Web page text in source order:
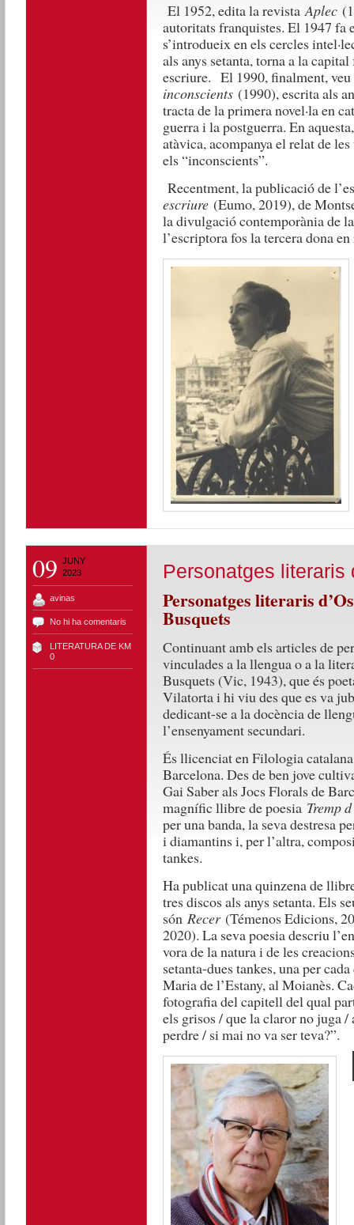
El 1952, edita la revistaAplec
autoritats franquistes. El 1947 fa
s’introdueix en els cercles
als anys setanta, torna a la
escriure. El 1990, finalment,
inconscients(1990), escrita als
tracta de la primera novel·la en
guerra i la postguerra. En
atàvica, acompanya el relat de
els “inconscients”.
Recentment, la publicació de l’
escriure(Eumo, 2019), de
la divulgació contemporània de
l’escriptora fos la tercera dona
09 JUNY
2023
avinas
No hi ha comentaris
LITERATURA DE KM
0
Personatges literaris
Personatges literaris
Busquets
Continuant amb els articles de
vinculades a la llengua o a la
Busquets (Vic, 1943), que és
Vilatorta i hi viu des que es va
dedicant-se a la docència de
l’ensenyament secundari.
És llicenciat en Filologia
Barcelona. Des de ben jove
Gai Saber als Jocs Florals de
magnífic llibre de poesia Tremp
per una banda, la seva destresa
i diamantins i, per l’altra,
tankes.
Ha publicat una quinzena de
tres discos als anys setanta. Els
són Recer(Témenos Edicions,
2020). La seva poesia descriu
vora de la natura i de les
setanta-dues tankes, una per
Maria de l’Estany, al Moianès.
fotografia del capitell del qual
els grisos / que la claror no juga
perdre / si mai no va ser teva?”.